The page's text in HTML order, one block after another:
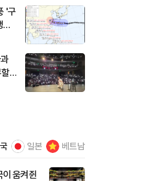
'구
…
일본 베트남
움켜쥔